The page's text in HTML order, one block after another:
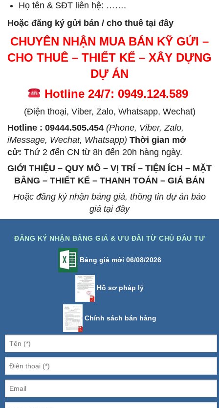
Họ tên & SĐT liên hệ: …….
Hoặc đăng ký gửi bán / cho thuê tại đây
CHUYÊN NHẬN MUA BÁN KỸ GỬI –
CHO THUÊ – THIẾT KẾ – XÂY DỰNG
DỰ ÁN
Hotline 24/7: 0949.124.589
(Điện thoại, Viber, Zalo, Whatsapp, Wechat)
Hotline : 09444.505.454 (Phone, Viber, Zalo,
iMessage, Wechat, Whatsapp) Thời gian mở
cử: Thứ 2 đến CN từ 8h đến 20h hàng ngày.
GIỚI THIỆU – QUY MÔ – VỊ TRÍ – TIỆN ÍCH – MẶT
BẰNG – THIẾT KẾ – THANH TOÁN – GIÁ BÁN
Hoặc đăng ký nhận bảng giá, thông tin dự án báo
giá tại đây
ĐĂNG KÝ NHẬN BẢNG GIÁ & ƯU ĐÃI TỪ CHỦ ĐẦU TƯ
Bảng giá mới 06/08/2026
Hồ sơ pháp lý
Chính sách bán hàng